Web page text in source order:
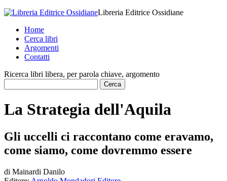
Libreria Editrice Ossidiane
Home
Cerca libri
Argomenti
Contatti
Ricerca libri libera, per parola chiave, argomento
La Strategia dell'Aquila
Gli uccelli ci raccontano come eravamo,
come siamo, come dovremmo essere
di Mainardi Danilo